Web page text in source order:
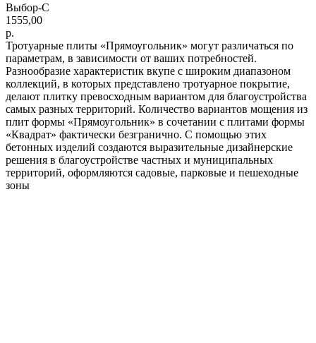
Выбор-С
1555,00
р.
Тротуарные плиты «Прямоугольник» могут различаться по
параметрам, в зависимости от ваших потребностей.
Разнообразие характеристик вкупе с широким диапазоном
коллекций, в которых представлено тротуарное покрытие,
делают плитку превосходным вариантом для благоустройства
самых разных территорий. Количество вариантов мощения из
плит формы «Прямоугольник» в сочетании с плитами формы
«Квадрат» фактически безгранично. С помощью этих
бетонных изделий создаются выразительные дизайнерские
решения в благоустройстве частных и муниципальных
территорий, оформляются садовые, парковые и пешеходные
зоны